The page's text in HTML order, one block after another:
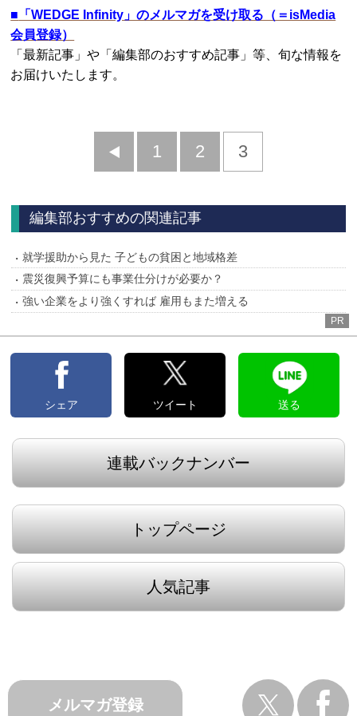
■ 「WEDGE Infinity」のメルマガを受け取る（＝isMedia
会員登録）
「最新記事」や「編集部のおすすめ記事」等、旬な情報を
お届けいたします。
前
1 2 3
編集部おすすめの関連記事
就学援助から見た 子どもの貧困と地域格差
震災復興予算にも事業仕分けが必要か？
強い企業をより強くすれば 雇用もまた増える
PR
シェア ツイート 送る
連載バックナンバー
トップページ
人気記事
メルマガ登録